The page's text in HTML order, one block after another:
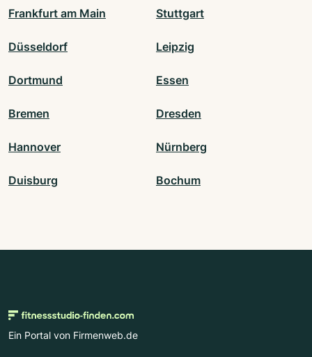
Frankfurt am Main Stuttgart
Düsseldorf Leipzig
Dortmund Essen
Bremen Dresden
Hannover Nürnberg
Duisburg Bochum
Ein Portal von Firmenweb.de